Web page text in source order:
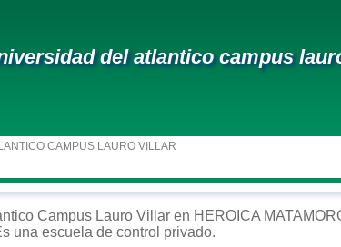
del atlantico campus
CAMPUS LAURO VILLAR
Campus Lauro Villar en HEROICA
una escuela de control privado.